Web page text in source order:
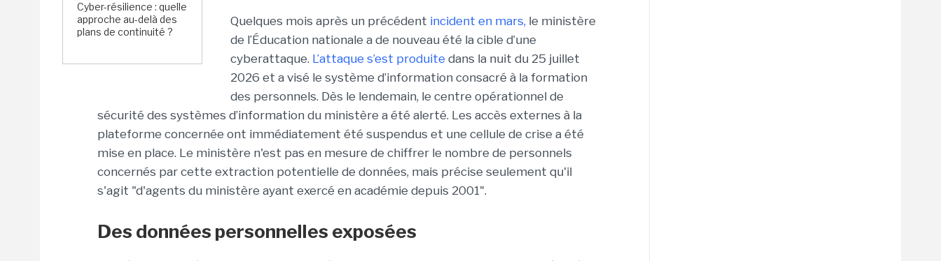
Cyber-résilience : quelle
approche au-delà des
plans de continuité ?
Quelques mois après un précédent incident en mars, le ministère
de l’Éducation nationale a de nouveau été la cible d’une
cyberattaque. L’attaque s’est produite dans la nuit du 25 juillet
2026 et a visé le système d’information consacré à la formation
des personnels. Dès le lendemain, le centre opérationnel de
sécurité des systèmes d’information du ministère a été alerté. Les accès externes à la
plateforme concernée ont immédiatement été suspendus et une cellule de crise a été
mise en place. Le ministère n'est pas en mesure de chiffrer le nombre de personnels
concernés par cette extraction potentielle de données, mais précise seulement qu'il
s'agit "d'agents du ministère ayant exercé en académie depuis 2001".
Des données personnelles exposées